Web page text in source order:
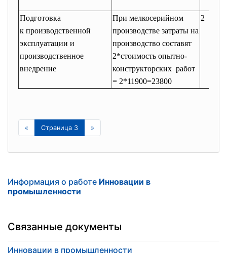
Подготовка
к производственной
эксплуатации и
производственное
внедрение
При мелкосерийном
производстве затраты на
производство составят
2*стоимость опытно-
конструкторских работ
= 2*11900=23800
2
« Страница 3 »
Информация о работе Инновации в
промышленности
Связанные документы
Инновации в промышленности